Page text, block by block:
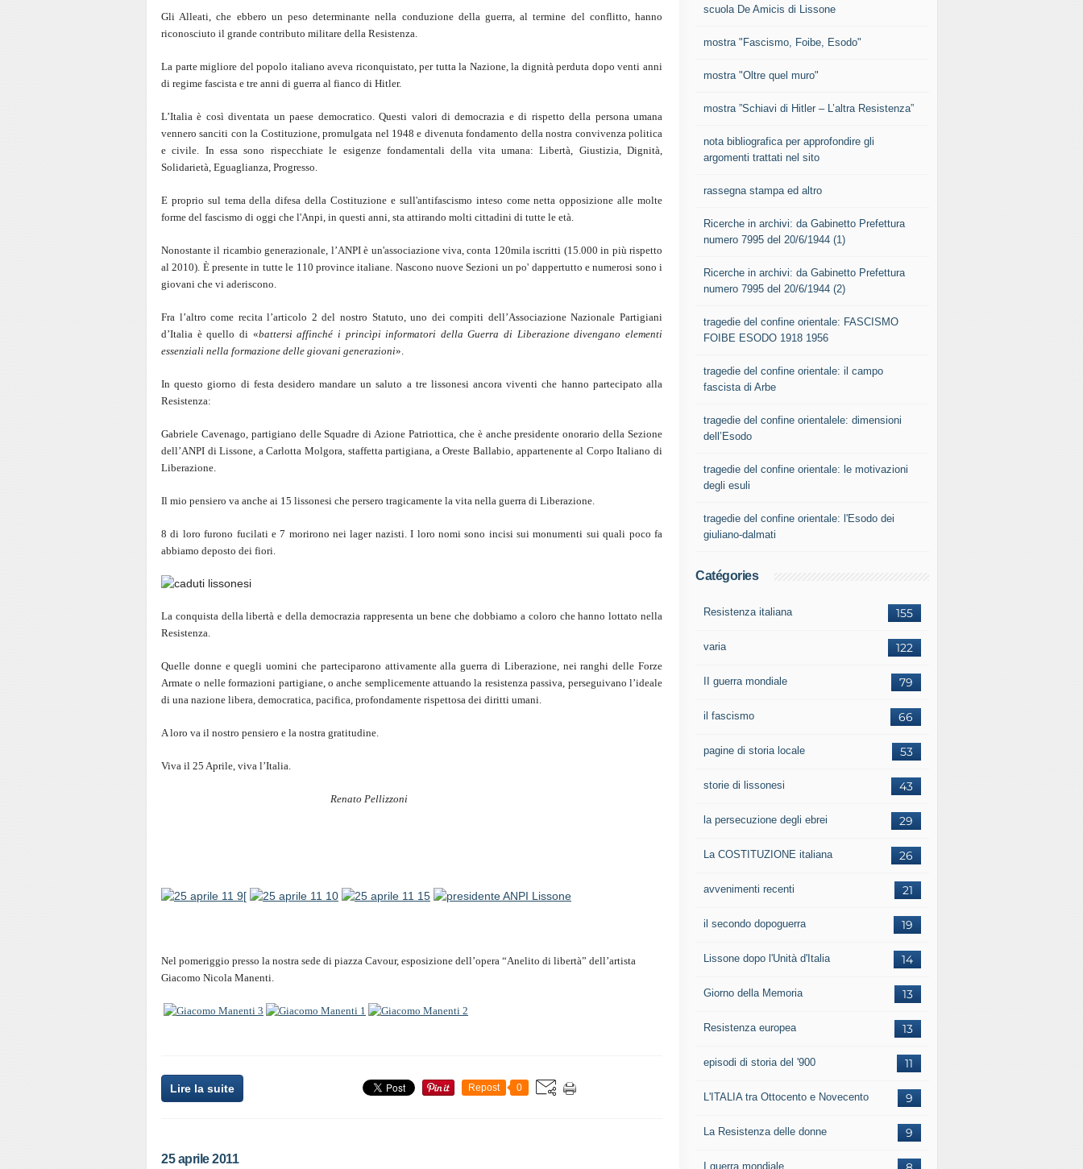
Gli Alleati, che ebbero un peso determinante nella conduzione della guerra, al termine del conflitto, hanno
riconosciuto il grande contributo militare della Resistenza.
La parte migliore del popolo italiano aveva riconquistato, per tutta la Nazione, la dignità perduta dopo venti anni
di regime fascista e tre anni di guerra al fianco di Hitler.
L’Italia è così diventata un paese democratico. Questi valori di democrazia e di rispetto della persona umana
vennero sanciti con la Costituzione, promulgata nel 1948 e divenuta fondamento della nostra convivenza politica
e civile. In essa sono rispecchiate le esigenze fondamentali della vita umana: Libertà, Giustizia, Dignità,
Solidarietà, Eguaglianza, Progresso.
E proprio sul tema della difesa della Costituzione e sull'antifascismo inteso come netta opposizione alle molte
forme del fascismo di oggi che l'Anpi, in questi anni, sta attirando molti cittadini di tutte le età.
Nonostante il ricambio generazionale, l’ANPI è un'associazione viva, conta 120mila iscritti (15.000 in più rispetto
al 2010). È presente in tutte le 110 province italiane. Nascono nuove Sezioni un po' dappertutto e numerosi sono i
giovani che vi aderiscono.
Fra l’altro come recita l’articolo 2 del nostro Statuto, uno dei compiti dell’Associazione Nazionale Partigiani
d’Italia è quello di «battersi affinché i princìpi informatori della Guerra di Liberazione divengano elementi
essenziali nella formazione delle giovani generazioni».
In questo giorno di festa desidero mandare un saluto a tre lissonesi ancora viventi che hanno partecipato alla
Resistenza:
Gabriele Cavenago, partigiano delle Squadre di Azione Patriottica, che è anche presidente onorario della Sezione
dell’ANPI di Lissone, a Carlotta Molgora, staffetta partigiana, a Oreste Ballabio, appartenente al Corpo Italiano di
Liberazione.
Il mio pensiero va anche ai 15 lissonesi che persero tragicamente la vita nella guerra di Liberazione.
8 di loro furono fucilati e 7 morirono nei lager nazisti. I loro nomi sono incisi sui monumenti sui quali poco fa
abbiamo deposto dei fiori.
La conquista della libertà e della democrazia rappresenta un bene che dobbiamo a coloro che hanno lottato nella
Resistenza.
Quelle donne e quegli uomini che parteciparono attivamente alla guerra di Liberazione, nei ranghi delle Forze
Armate o nelle formazioni partigiane, o anche semplicemente attuando la resistenza passiva, perseguivano l’ideale
di una nazione libera, democratica, pacifica, profondamente rispettosa dei diritti umani.
A loro va il nostro pensiero e la nostra gratitudine.
Viva il 25 Aprile, viva l’Italia.
Renato Pellizzoni
Nel pomeriggio presso la nostra sede di piazza Cavour, esposizione dell’opera “Anelito di libertà” dell’artista
Giacomo Nicola Manenti.
Lire la suite Repost 0
25 aprile 2011
scuola De Amicis di Lissone
mostra "Fascismo, Foibe, Esodo"
mostra "Oltre quel muro"
mostra ”Schiavi di Hitler – L’altra Resistenza”
nota bibliografica per approfondire gli
argomenti trattati nel sito
rassegna stampa ed altro
Ricerche in archivi: da Gabinetto Prefettura
numero 7995 del 20/6/1944 (1)
Ricerche in archivi: da Gabinetto Prefettura
numero 7995 del 20/6/1944 (2)
tragedie del confine orientale: FASCISMO
FOIBE ESODO 1918 1956
tragedie del confine orientale: il campo
fascista di Arbe
tragedie del confine orientalele: dimensioni
dell’Esodo
tragedie del confine orientale: le motivazioni
degli esuli
tragedie del confine orientale: l'Esodo dei
giuliano-dalmati
Catégories
155
Resistenza italiana
122
varia
79
II guerra mondiale
66
il fascismo
53
pagine di storia locale
43
storie di lissonesi
29
la persecuzione degli ebrei
26
La COSTITUZIONE italiana
21
avvenimenti recenti
19
il secondo dopoguerra
14
Lissone dopo l'Unità d'Italia
13
Giorno della Memoria
13
Resistenza europea
11
episodi di storia del '900
9
L'ITALIA tra Ottocento e Novecento
9
La Resistenza delle donne
I guerra mondiale